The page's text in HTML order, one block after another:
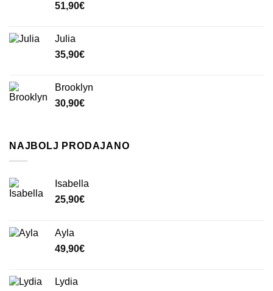
51,90€
Julia
35,90€
Brooklyn
30,90€
NAJBOLJ PRODAJANO
Isabella
25,90€
Ayla
49,90€
Lydia